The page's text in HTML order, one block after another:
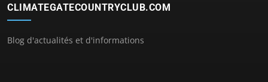
CLIMATEGATECOUNTRYCLUB.COM
Blog d'actualités et d'informations